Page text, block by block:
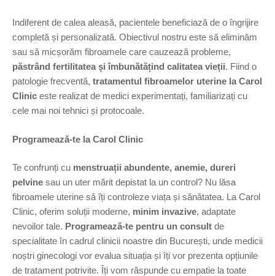
Indiferent de calea aleasă, pacientele beneficiază de o îngrijire
completă și personalizată. Obiectivul nostru este să eliminăm
sau să micșorăm fibroamele care cauzează probleme,
păstrând fertilitatea și îmbunătățind calitatea vieții. Fiind o
patologie frecventă, tratamentul fibroamelor uterine la Carol
Clinic este realizat de medici experimentați, familiarizați cu
cele mai noi tehnici și protocoale.
Programează-te la Carol Clinic
Te confrunți cu menstruații abundente, anemie, dureri
pelvine sau un uter mărit depistat la un control? Nu lăsa
fibroamele uterine să îți controleze viața și sănătatea. La Carol
Clinic, oferim soluții moderne, minim invazive, adaptate
nevoilor tale. Programează-te pentru un consult de
specialitate în cadrul clinicii noastre din București, unde medicii
noștri ginecologi vor evalua situația și îți vor prezenta opțiunile
de tratament potrivite. Îți vom răspunde cu empatie la toate